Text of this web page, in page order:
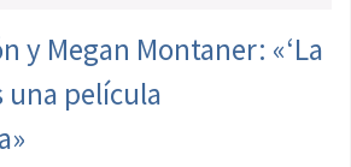
y Megan Montaner: «‘La
una película